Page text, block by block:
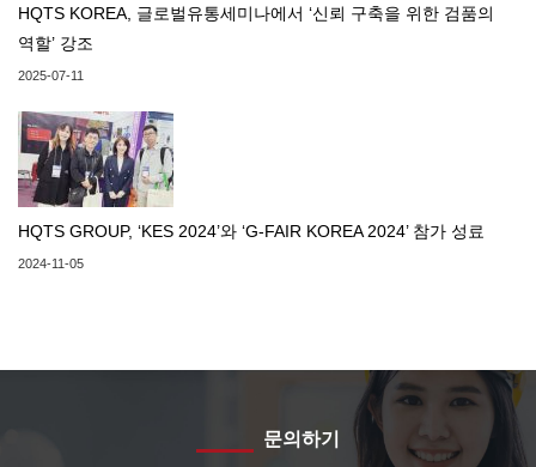
HQTS KOREA, 글로벌유통세미나에서 ‘신뢰 구축을 위한 검품의
역할’ 강조
2025-07-11
HQTS GROUP, ‘KES 2024’와 ‘G-FAIR KOREA 2024’ 참가 성료
2024-11-05
문의하기